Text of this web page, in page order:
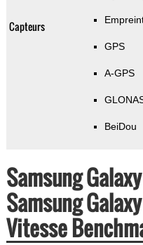
Capteurs
GPS
A-GPS
BeiDou
Samsung
Samsung
Vitesse